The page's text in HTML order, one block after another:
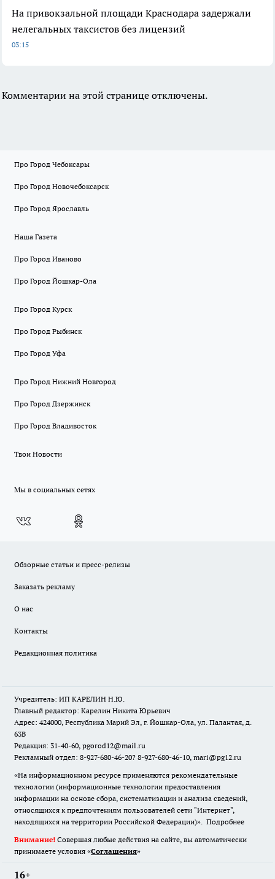
На привокзальной площади Краснодара задержали
нелегальных таксистов без лицензий
03:15
Комментарии на этой странице отключены.
Про Город Чебоксары
Про Город Новочебоксарск
Про Город Ярославль
Наша Газета
Про Город Иваново
Про Город Йошкар-Ола
Про Город Курск
Про Город Рыбинск
Про Город Уфа
Про Город Нижний Новгород
Про Город Дзержинск
Про Город Владивосток
Твои Новости
Мы в социальных сетях
Обзорные статьи и пресс-релизы
Заказать рекламу
О нас
Контакты
Редакционная политика
Учредитель: ИП КАРЕЛИН Н.Ю.
Главный редактор: Карелин Никита Юрьевич
Адрес: 424000, Республика Марий Эл, г. Йошкар-Ола, ул. Палантая, д.
63В
Редакция: 31-40-60, pgorod12@mail.ru
Рекламный отдел: 8-927-680-46-20? 8-927-680-46-10, mari@pg12.ru
«На информационном ресурсе применяются рекомендательные
технологии (информационные технологии предоставления
информации на основе сбора, систематизации и анализа сведений,
относящихся к предпочтениям пользователей сети "Интернет",
находящихся на территории Российской Федерации)». Подробнее
Внимание! Совершая любые действия на сайте, вы автоматически
принимаете условия «Cоглашения»
16+